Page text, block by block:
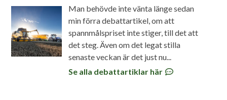
Man behövde inte vänta länge sedan
min förra debattartikel, om att
spannmålspriset inte stiger, till det att
det steg. Även om det legat stilla
senaste veckan är det just nu...
Se alla debattartiklar här